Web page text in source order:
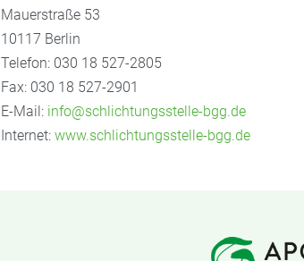
Mauerstraße 53
10117 Berlin
Telefon: 030 18 527-2805
Fax: 030 18 527-2901
E-Mail: info@schlichtungsstelle-bgg.de
Internet: www.schlichtungsstelle-bgg.de